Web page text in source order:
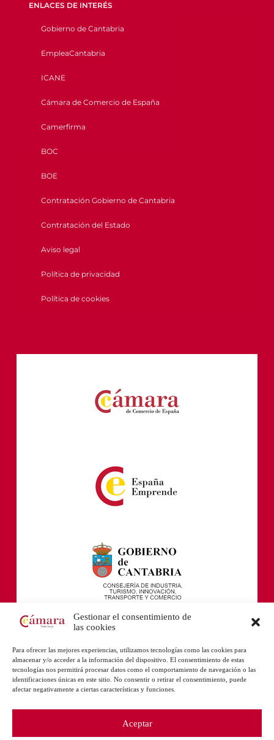
Gestionar el consentimiento de
las cookies
Para ofrecer las mejores experiencias, utilizamos tecnologías como las cookies para
almacenar y/o acceder a la información del dispositivo. El consentimiento de estas
tecnologías nos permitirá procesar datos como el comportamiento de navegación o las
identificaciones únicas en este sitio. No consentir o retirar el consentimiento, puede
afectar negativamente a ciertas características y funciones.
Aceptar
ENLACES DE INTERÉS
Gobierno de Cantabria
EmpleaCantabria
ICANE
Cámara de Comercio de España
Camerfirma
BOC
BOE
Contratación Gobierno de Cantabria
Contratación del Estado
Aviso legal
Política de privacidad
Política de cookies